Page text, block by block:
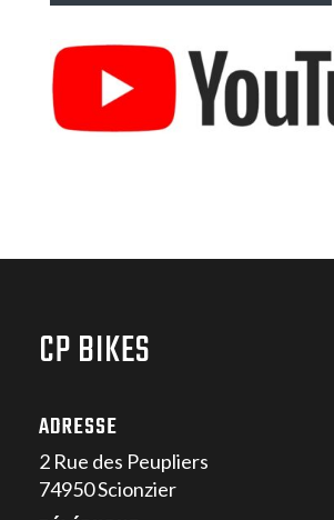
CP BIKES
ADRESSE
2 Rue des Peupliers
74950 Scionzier